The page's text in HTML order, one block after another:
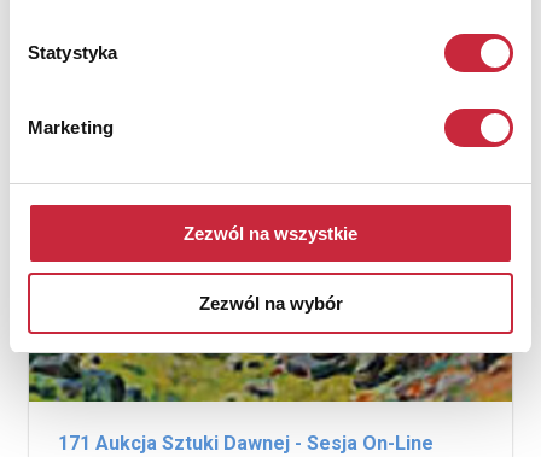
Statystyka
Marketing
Zezwól na wszystkie
Zezwól na wybór
171 Aukcja Sztuki Dawnej - Sesja On-Line